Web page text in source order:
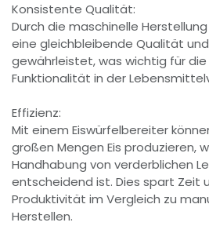
Konsistente Qualität:
Durch die maschinelle
eine gleichbleibende Qualität
gewährleistet, was wichtig für
Funktionalität in der
Effizienz:
Mit einem Eiswürfelbereiter
großen Mengen Eis produzieren,
Handhabung von verderblichen
entscheidend ist. Dies spart Zeit
Produktivität im Vergleich zu
Herstellen.